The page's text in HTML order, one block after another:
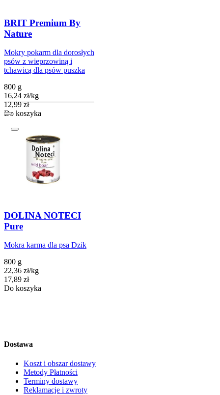
BRIT Premium By
Nature
Mokry pokarm dla dorosłych
psów z wieprzowiną i
tchawicą dla psów puszka
800 g
16,24 zł/kg
Cena
12,99 zł
Do koszyka
DOLINA NOTECI
Pure
Mokra karma dla psa Dzik
800 g
22,36 zł/kg
Cena
17,89 zł
Do koszyka
Dostawa
Koszt i obszar dostawy
Metody Płatności
Terminy dostawy
Reklamacje i zwroty